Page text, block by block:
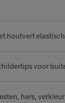
houtverf
voor
hars,